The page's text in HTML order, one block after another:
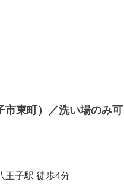
市東町）／洗い場のみ可
王子駅 徒歩4分